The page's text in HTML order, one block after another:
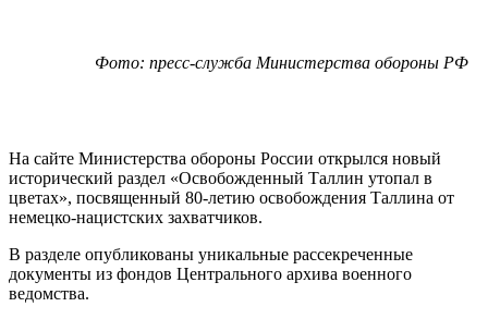
Фото: пресс-служба Министерства обороны РФ
На сайте Министерства обороны России открылся новый
исторический раздел «Освобожденный Таллин утопал в
цветах», посвященный 80-летию освобождения Таллина от
немецко-нацистских захватчиков.
В разделе опубликованы уникальные рассекреченные
документы из фондов Центрального архива военного
ведомства.